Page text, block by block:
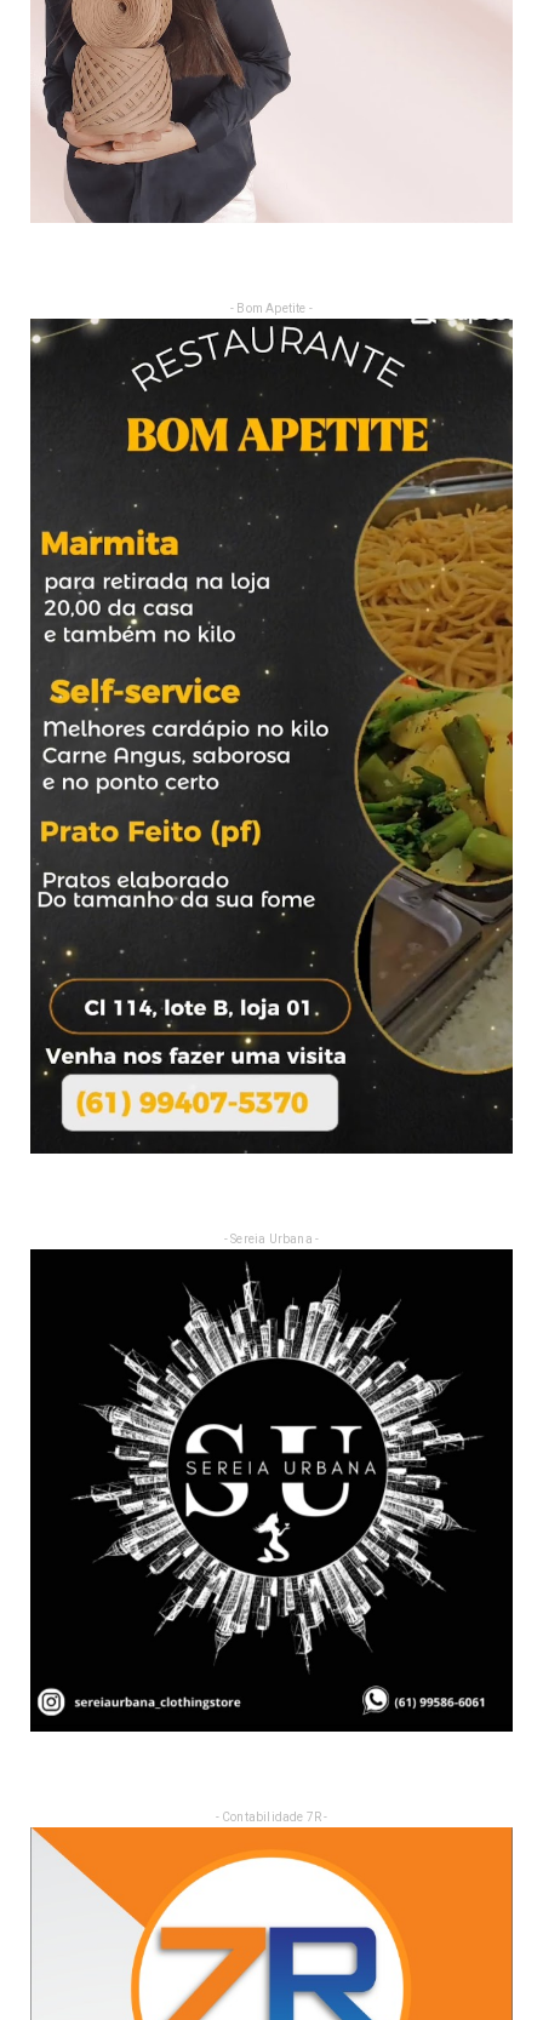
- Bom Apetite -
- Sereia Urbana -
- Contabilidade 7R -